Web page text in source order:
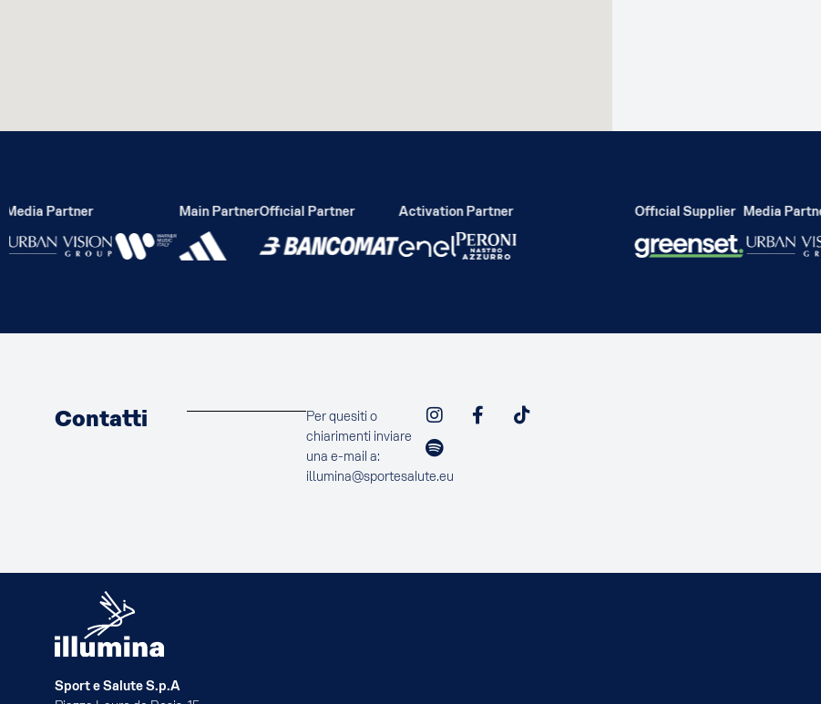
Partner Main PartnerOfficial Partner Activation Partner Official Supplier Media Partner
Contatti
Per quesiti o
chiarimenti inviare
una e-mail a:
illumina@sportesalute.eu
Sport e Salute S.p.A